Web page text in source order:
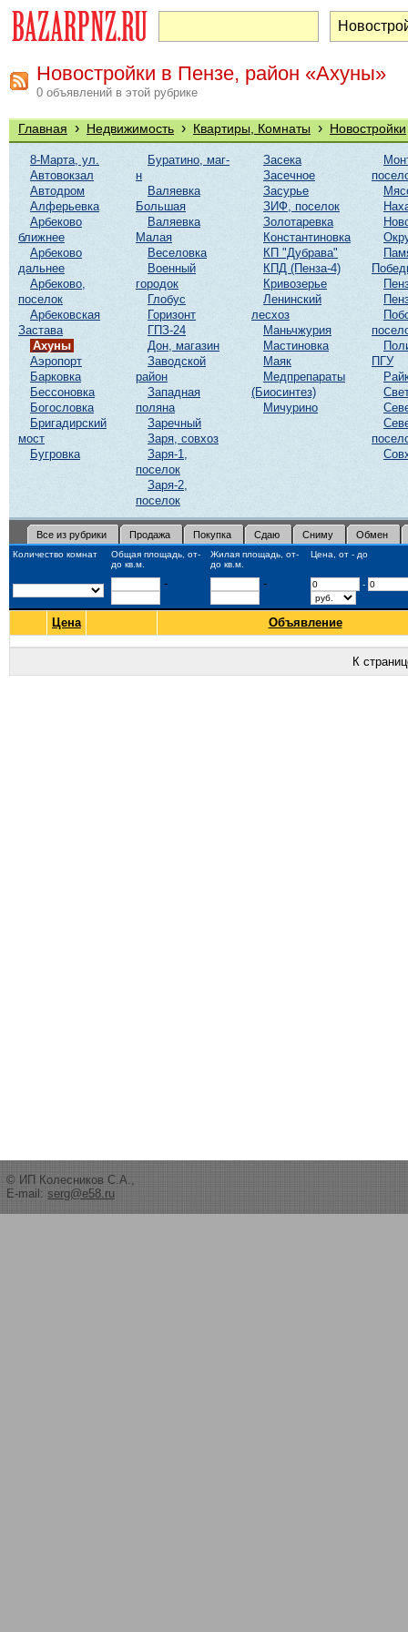
Новостройки в Пензе, район «Ахуны»
0 объявлений в этой рубрике
Главная › Недвижимость › Квартиры, Комнаты › Новостройки
8-Марта, ул.
Автовокзал
Автодром
Алферьевка
Арбеково
ближнее
Арбеково
дальнее
Арбеково,
поселок
Арбековская
Застава
Ахуны
Аэропорт
Барковка
Бессоновка
Богословка
Бригадирский
мост
Бугровка
Буратино, маг-
н
Валяевка
Большая
Валяевка
Малая
Веселовка
Военный
городок
Глобус
Горизонт
ГПЗ-24
Дон, магазин
Заводской
район
Западная
поляна
Заречный
Заря, совхоз
Заря-1,
поселок
Заря-2,
поселок
Засека
Засечное
Засурье
ЗИФ, поселок
Золотаревка
Константиновка
КП "Дубрава"
КПД (Пенза-4)
Кривозерье
Ленинский
лесхоз
Маньчжурия
Мастиновка
Маяк
Медпрепараты
(Биосинтез)
Мичурино
ПГУ
Все из рубрики Продажа Покупка Сдаю Сниму Обмен
Количество комнат
Общая площадь, от-
до кв.м.
Жилая площадь, от-
до кв.м.
Цена, от - до
- - -
Цена Объявление
К
© ИП Колесников С.А.,
E-mail: serg@e58.ru